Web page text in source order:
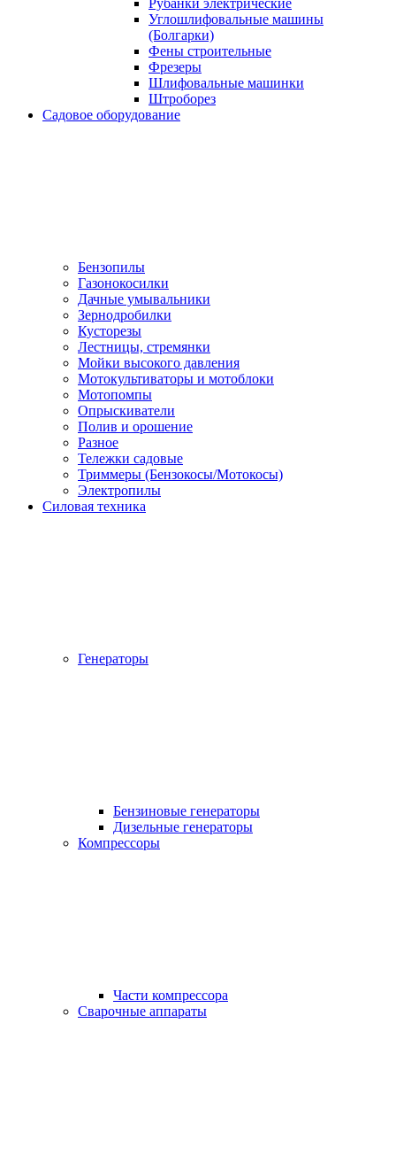
Рубанки электрические
Углошлифовальные машины
(Болгарки)
Фены строительные
Фрезеры
Шлифовальные машинки
Штроборез
Садовое оборудование
Бензопилы
Газонокосилки
Дачные умывальники
Зернодробилки
Кусторезы
Лестницы, стремянки
Мойки высокого давления
Мотокультиваторы и мотоблоки
Мотопомпы
Опрыскиватели
Полив и орошение
Разное
Тележки садовые
Триммеры (Бензокосы/Мотокосы)
Электропилы
Силовая техника
Генераторы
Бензиновые генераторы
Дизельные генераторы
Компрессоры
Части компрессора
Сварочные аппараты